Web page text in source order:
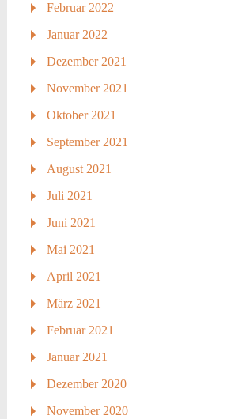
Februar 2022
Januar 2022
Dezember 2021
November 2021
Oktober 2021
September 2021
August 2021
Juli 2021
Juni 2021
Mai 2021
April 2021
März 2021
Februar 2021
Januar 2021
Dezember 2020
November 2020